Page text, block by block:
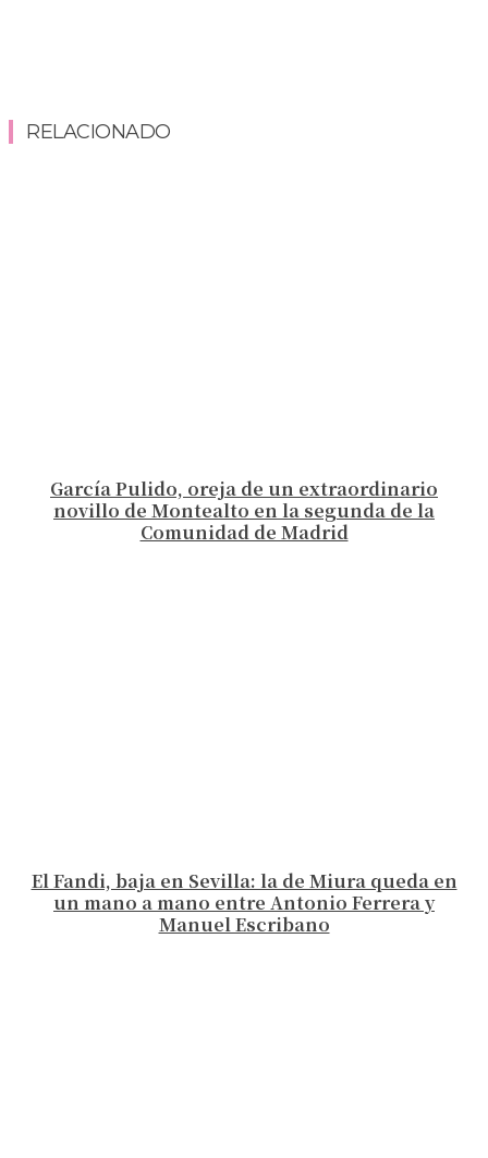
RELACIONADO
García Pulido, oreja de un extraordinario
novillo de Montealto en la segunda de la
Comunidad de Madrid
El Fandi, baja en Sevilla: la de Miura queda en
un mano a mano entre Antonio Ferrera y
Manuel Escribano